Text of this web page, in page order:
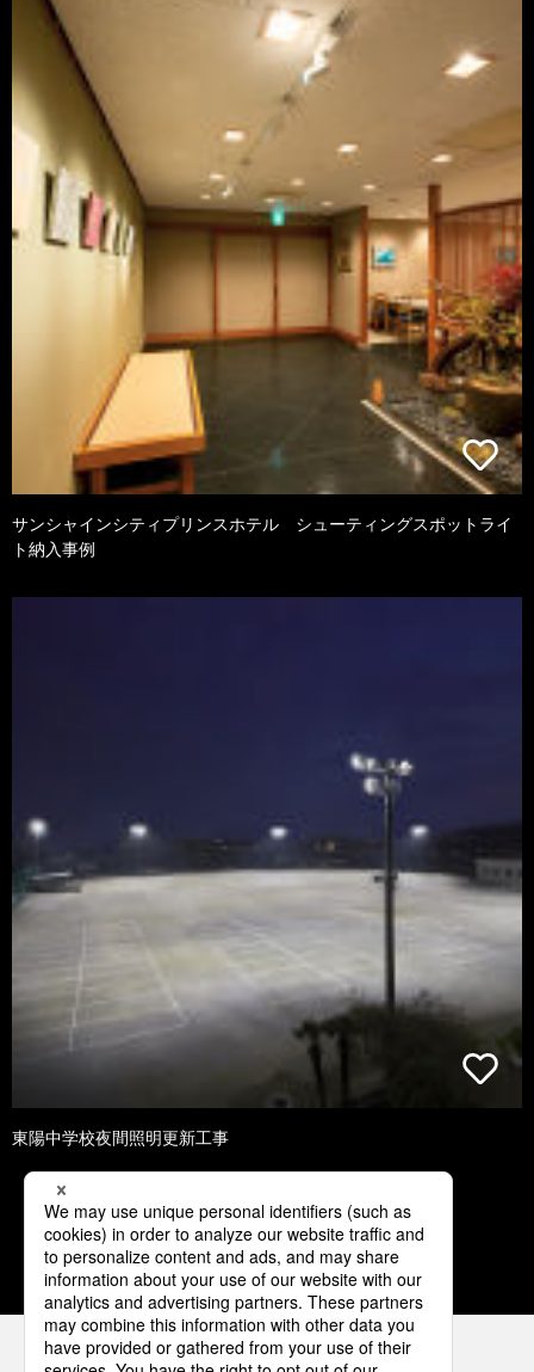
サンシャインシティプリンスホテル シューティングスポットライ
ト納入事例
東陽中学校夜間照明更新工事
1 2 3 4 5
パナソニックの電気設備 SNSアカウント